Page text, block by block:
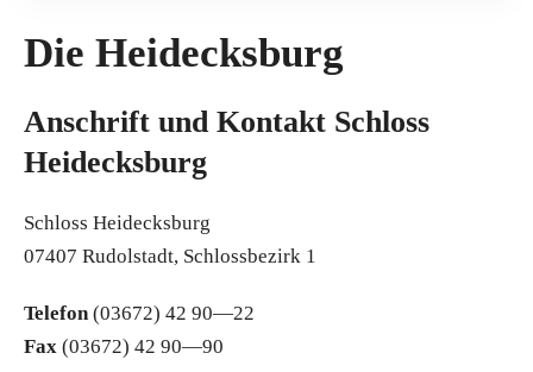
Die Heidecksburg
Anschrift und Kontakt Schloss
Heidecksburg
Schloss Heidecksburg
07407 Rudolstadt, Schlossbezirk 1
Telefon (03672) 42 90—22
Fax (03672) 42 90—90